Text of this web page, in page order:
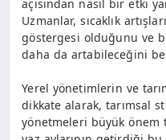
açısından nasıl bir etki
Uzmanlar, sıcaklık
göstergesi olduğunu ve
daha da artabileceğini
Yerel yönetimlerin ve
dikkate alarak, tarımsal
yönetmeleri büyük önem